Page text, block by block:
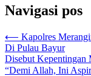
Navigasi pos
⟵ Kapolres
Di Pulau Bayur
Disebut Kepentingan
“Demi Allah, Ini